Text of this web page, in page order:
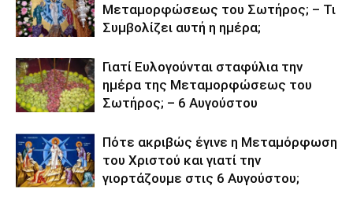
Μεταμορφώσεως του Σωτήρος; – Τι
Συμβολίζει αυτή η ημέρα;
Γιατί Ευλογούνται σταφύλια την
ημέρα της Μεταμορφώσεως του
Σωτήρος; – 6 Αυγούστου
Πότε ακριβώς έγινε η Μεταμόρφωση
του Χριστού και γιατί την
γιορτάζουμε στις 6 Αυγούστου;